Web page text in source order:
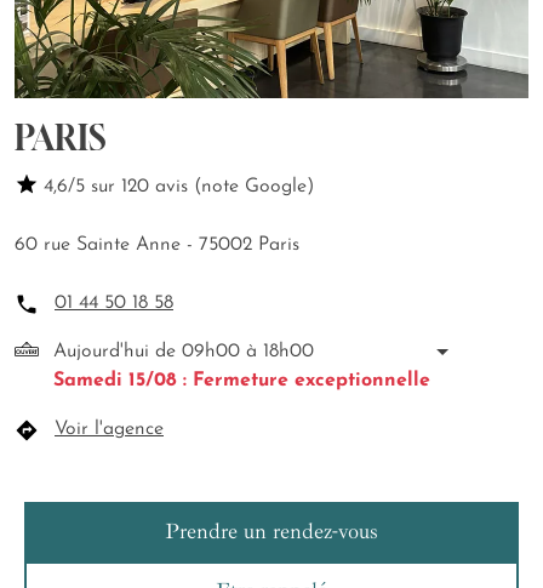
PARIS
4,6/5 sur 120 avis (note Google)
60 rue Sainte Anne - 75002 Paris
01 44 50 18 58
Aujourd'hui de 09h00 à 18h00
Samedi 15/08 : Fermeture exceptionnelle
Voir l'agence
Prendre un rendez-vous